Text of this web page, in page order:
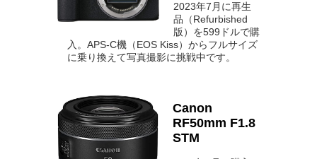
2023年7月に再生
品（Refurbished
版）を599ドルで購
入。APS-C機（EOS Kiss）からフルサイズ
に乗り換えて写真撮影に挑戦中です。
Canon
RF50mm F1.8
STM